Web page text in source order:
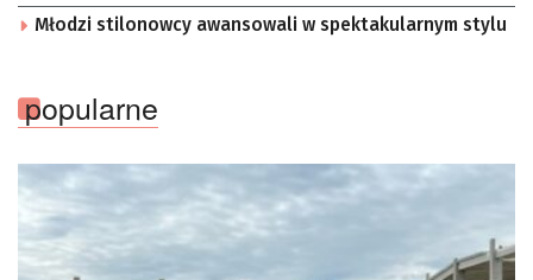
Młodzi stilonowcy awansowali w spektakularnym stylu
popularne